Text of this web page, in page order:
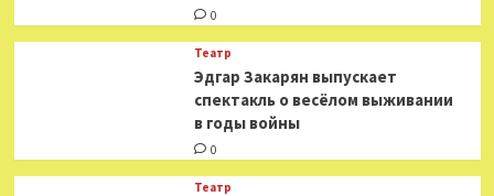
0
Театр
Эдгар Закарян выпускает
спектакль о весёлом выживании
в годы войны
0
Театр